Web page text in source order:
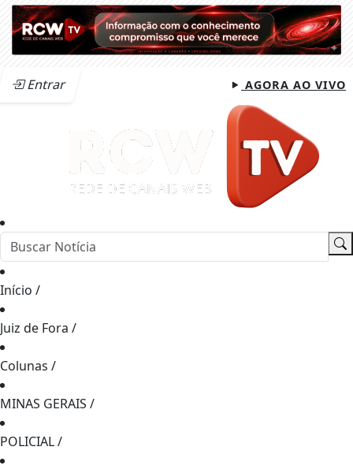
Entrar AGORA AO VIVO
Início /
Juiz de Fora /
Colunas /
MINAS GERAIS /
POLICIAL/